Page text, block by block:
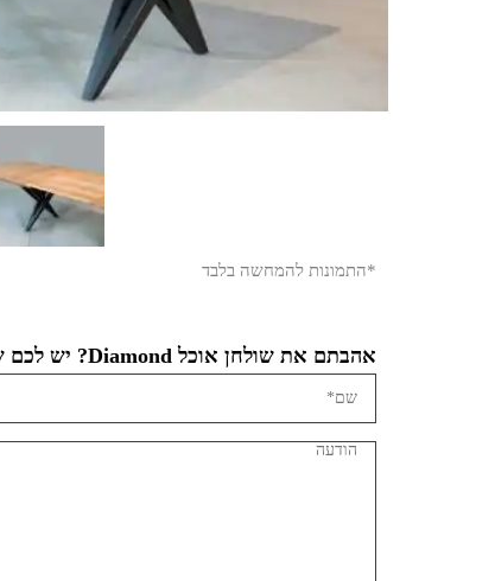
*התמונות להמחשה בלבד
אהבתם את שולחן אוכל Diamond? יש לכם שאלה?